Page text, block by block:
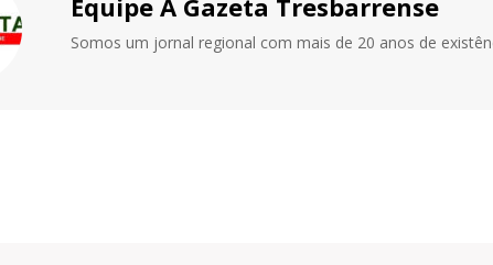
Somos um jornal regional com mais de 20 anos de